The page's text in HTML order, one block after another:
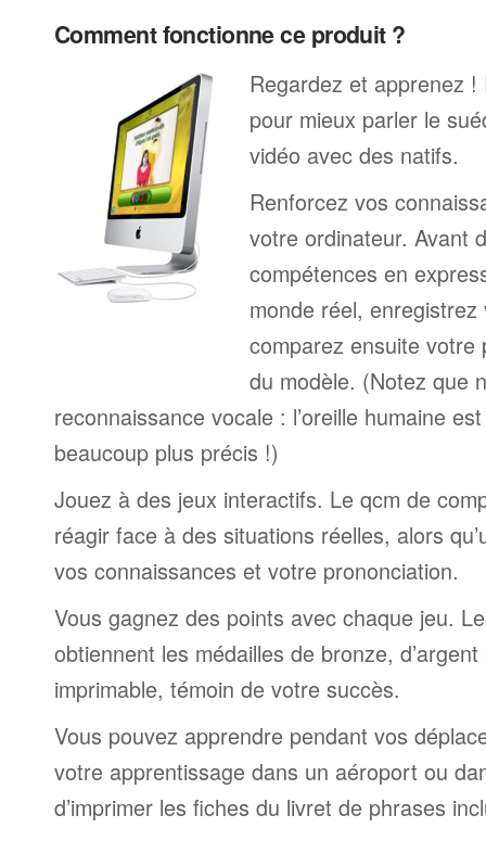
Comment fonctionne ce produit ?
Regardez et apprenez
pour mieux parler le
vidéo avec des natifs.
Renforcez vos
votre ordinateur. Avant
compétences en
monde réel,
comparez ensuite votre
du modèle. (Notez que
reconnaissance vocale : l’oreille humaine
beaucoup plus précis !)
Jouez à des jeux interactifs. Le qcm de
réagir face à des situations réelles, alors
vos connaissances et votre prononciation.
Vous gagnez des points avec chaque jeu.
obtiennent les médailles de bronze,
imprimable, témoin de votre succès.
Vous pouvez apprendre pendant vos
votre apprentissage dans un aéroport ou
d’imprimer les fiches du livret de phrases